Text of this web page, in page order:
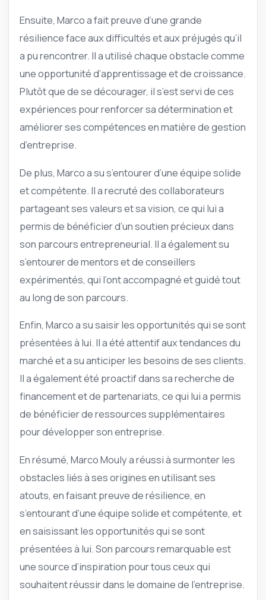
Ensuite, Marco a fait preuve d’une grande
résilience face aux difficultés et aux préjugés qu’il
a pu rencontrer. Il a utilisé chaque obstacle comme
une opportunité d’apprentissage et de croissance.
Plutôt que de se décourager, il s’est servi de ces
expériences pour renforcer sa détermination et
améliorer ses compétences en matière de gestion
d’entreprise.
De plus, Marco a su s’entourer d’une équipe solide
et compétente. Il a recruté des collaborateurs
partageant ses valeurs et sa vision, ce qui lui a
permis de bénéficier d’un soutien précieux dans
son parcours entrepreneurial. Il a également su
s’entourer de mentors et de conseillers
expérimentés, qui l’ont accompagné et guidé tout
au long de son parcours.
Enfin, Marco a su saisir les opportunités qui se sont
présentées à lui. Il a été attentif aux tendances du
marché et a su anticiper les besoins de ses clients.
Il a également été proactif dans sa recherche de
financement et de partenariats, ce qui lui a permis
de bénéficier de ressources supplémentaires
pour développer son entreprise.
En résumé, Marco Mouly a réussi à surmonter les
obstacles liés à ses origines en utilisant ses
atouts, en faisant preuve de résilience, en
s’entourant d’une équipe solide et compétente, et
en saisissant les opportunités qui se sont
présentées à lui. Son parcours remarquable est
une source d’inspiration pour tous ceux qui
souhaitent réussir dans le domaine de l’entreprise.